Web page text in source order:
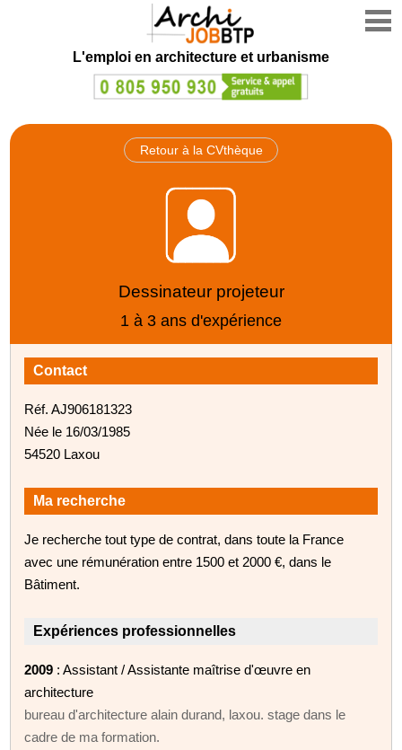
L'emploi en architecture et urbanisme
Retour à la CVthèque
Dessinateur projeteur
1 à 3 ans d'expérience
Contact
Réf. AJ906181323
Née le 16/03/1985
54520 Laxou
Ma recherche
Je recherche tout type de contrat, dans toute la France
avec une rémunération entre 1500 et 2000 €, dans le
Bâtiment.
Expériences professionnelles
2009 : Assistant / Assistante maîtrise d'œuvre en
architecture
bureau d'architecture alain durand, laxou. stage dans le
cadre de ma formation.